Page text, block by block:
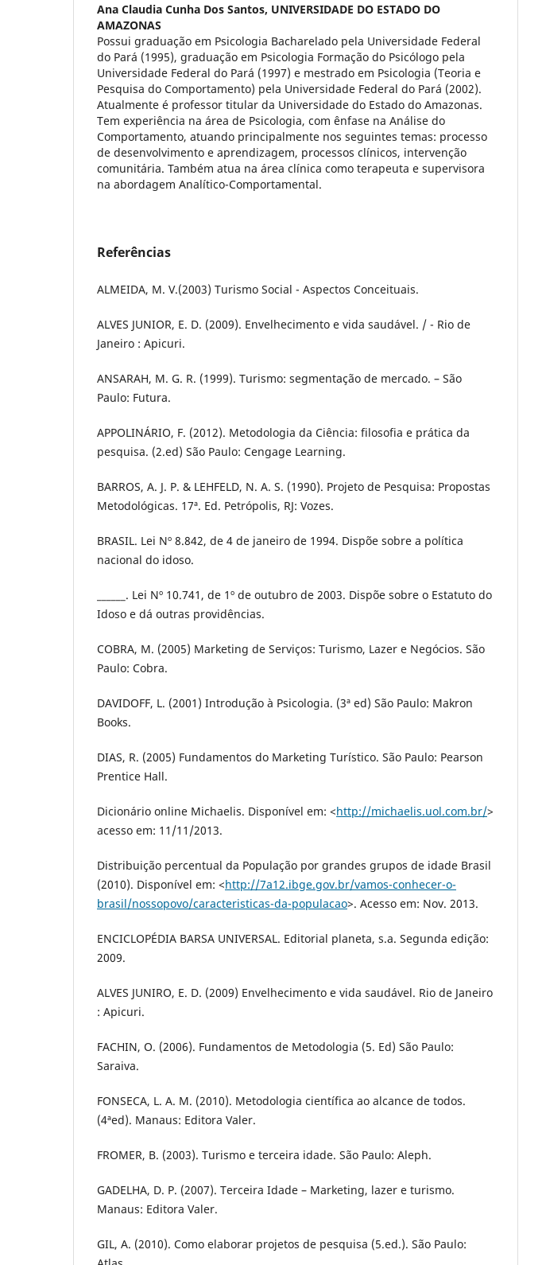
Ana Claudia Cunha Dos Santos, UNIVERSIDADE DO ESTADO DO
AMAZONAS
Possui graduação em Psicologia Bacharelado pela Universidade Federal
do Pará (1995), graduação em Psicologia Formação do Psicólogo pela
Universidade Federal do Pará (1997) e mestrado em Psicologia (Teoria e
Pesquisa do Comportamento) pela Universidade Federal do Pará (2002).
Atualmente é professor titular da Universidade do Estado do Amazonas.
Tem experiência na área de Psicologia, com ênfase na Análise do
Comportamento, atuando principalmente nos seguintes temas: processo
de desenvolvimento e aprendizagem, processos clínicos, intervenção
comunitária. Também atua na área clínica como terapeuta e supervisora
na abordagem Analítico-Comportamental.
Referências
ALMEIDA, M. V.(2003) Turismo Social - Aspectos Conceituais.
ALVES JUNIOR, E. D. (2009). Envelhecimento e vida saudável. / - Rio de
Janeiro : Apicuri.
ANSARAH, M. G. R. (1999). Turismo: segmentação de mercado. – São
Paulo: Futura.
APPOLINÁRIO, F. (2012). Metodologia da Ciência: filosofia e prática da
pesquisa. (2.ed) São Paulo: Cengage Learning.
BARROS, A. J. P. & LEHFELD, N. A. S. (1990). Projeto de Pesquisa: Propostas
Metodológicas. 17ª. Ed. Petrópolis, RJ: Vozes.
BRASIL. Lei Nº 8.842, de 4 de janeiro de 1994. Dispõe sobre a política
nacional do idoso.
______. Lei Nº 10.741, de 1º de outubro de 2003. Dispõe sobre o Estatuto do
Idoso e dá outras providências.
COBRA, M. (2005) Marketing de Serviços: Turismo, Lazer e Negócios. São
Paulo: Cobra.
DAVIDOFF, L. (2001) Introdução à Psicologia. (3ª ed) São Paulo: Makron
Books.
DIAS, R. (2005) Fundamentos do Marketing Turístico. São Paulo: Pearson
Prentice Hall.
Dicionário online Michaelis. Disponível em: <http://michaelis.uol.com.br/>
acesso em: 11/11/2013.
Distribuição percentual da População por grandes grupos de idade Brasil
(2010). Disponível em: <http://7a12.ibge.gov.br/vamos-conhecer-o-
brasil/nossopovo/caracteristicas-da-populacao>. Acesso em: Nov. 2013.
ENCICLOPÉDIA BARSA UNIVERSAL. Editorial planeta, s.a. Segunda edição:
2009.
ALVES JUNIRO, E. D. (2009) Envelhecimento e vida saudável. Rio de Janeiro
: Apicuri.
FACHIN, O. (2006). Fundamentos de Metodologia (5. Ed) São Paulo:
Saraiva.
FONSECA, L. A. M. (2010). Metodologia científica ao alcance de todos.
(4ªed). Manaus: Editora Valer.
FROMER, B. (2003). Turismo e terceira idade. São Paulo: Aleph.
GADELHA, D. P. (2007). Terceira Idade – Marketing, lazer e turismo.
Manaus: Editora Valer.
GIL, A. (2010). Como elaborar projetos de pesquisa (5.ed.). São Paulo: